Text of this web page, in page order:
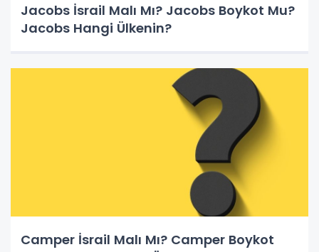
Jacobs İsrail Malı Mı? Jacobs Boykot Mu?
Jacobs Hangi Ülkenin?
Camper İsrail Malı Mı? Camper Boykot